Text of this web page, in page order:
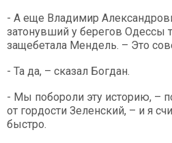
- А еще Владимир
затонувший у берегов Одессы
защебетала Мендель. – Это
- Та да, – сказал Богдан.
- Мы побороли эту историю, –
от гордости Зеленский, – и я
быстро.